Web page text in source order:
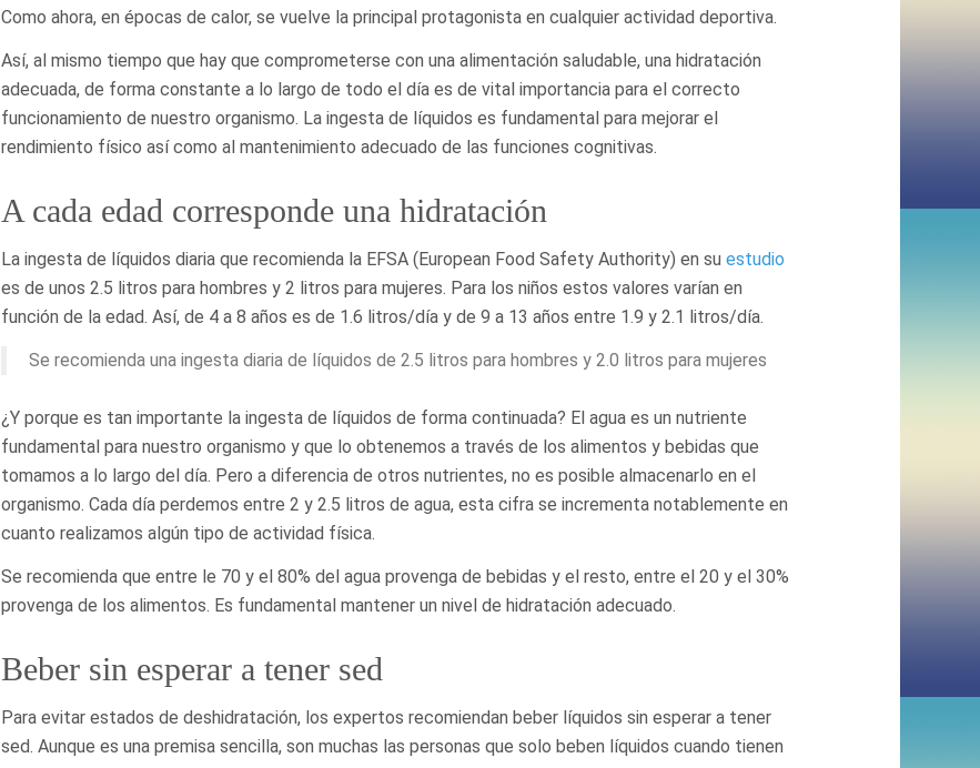
Como ahora, en épocas de calor, se vuelve la principal protagonista en cualquier actividad deportiva.
Así, al mismo tiempo que hay que comprometerse con una alimentación saludable, una hidratación
adecuada, de forma constante a lo largo de todo el día es de vital importancia para el correcto
funcionamiento de nuestro organismo. La ingesta de líquidos es fundamental para mejorar el
rendimiento físico así como al mantenimiento adecuado de las funciones cognitivas.
A cada edad corresponde una hidratación
La ingesta de líquidos diaria que recomienda la EFSA (European Food Safety Authority) en su estudio
es de unos 2.5 litros para hombres y 2 litros para mujeres. Para los niños estos valores varían en
función de la edad. Así, de 4 a 8 años es de 1.6 litros/día y de 9 a 13 años entre 1.9 y 2.1 litros/día.
Se recomienda una ingesta diaria de líquidos de 2.5 litros para hombres y 2.0 litros para mujeres
¿Y porque es tan importante la ingesta de líquidos de forma continuada? El agua es un nutriente
fundamental para nuestro organismo y que lo obtenemos a través de los alimentos y bebidas que
tomamos a lo largo del día. Pero a diferencia de otros nutrientes, no es posible almacenarlo en el
organismo. Cada día perdemos entre 2 y 2.5 litros de agua, esta cifra se incrementa notablemente en
cuanto realizamos algún tipo de actividad física.
Se recomienda que entre le 70 y el 80% del agua provenga de bebidas y el resto, entre el 20 y el 30%
provenga de los alimentos. Es fundamental mantener un nivel de hidratación adecuado.
Beber sin esperar a tener sed
Para evitar estados de deshidratación, los expertos recomiendan beber líquidos sin esperar a tener
sed. Aunque es una premisa sencilla, son muchas las personas que solo beben líquidos cuando tienen